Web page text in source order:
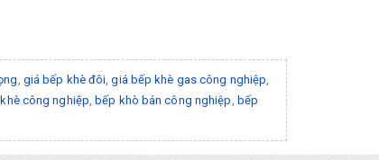
giá bếp khè đôi ,giá bếp khè gas công nghiệp
công nghiệp ,bếp khò bán công nghiệp bếp